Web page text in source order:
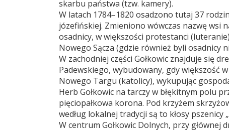
skarbu państwa (tzw. kamery).
W latach 1784–1820 osadzono tutaj 37
józefińskiej. Zmieniono wówczas nazwę wsi
osadnicy, w większości protestanci
Nowego Sącza (gdzie również byli osadnicy
W zachodniej części Gołkowic znajduje się
Padewskiego, wybudowany, gdy większość
Nowego Targu (katolicy), wykupując
Herb Gołkowic na tarczy w błękitnym polu
pięciopałkowa korona. Pod krzyżem
według lokalnej tradycji są to kłosy pszenicy
W centrum Gołkowic Dolnych, przy głównej